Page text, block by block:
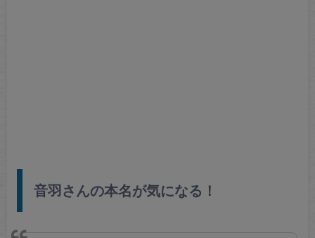
音羽さんの本名が気になる！